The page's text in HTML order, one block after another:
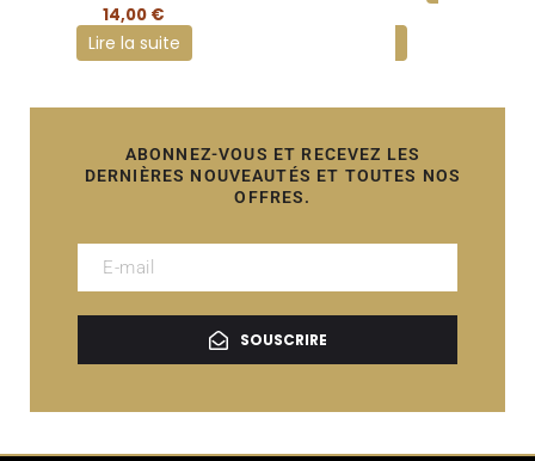
14,00 €
Lire la suite
ABONNEZ-VOUS ET RECEVEZ LES
DERNIÈRES NOUVEAUTÉS ET TOUTES NOS
OFFRES.
SOUSCRIRE